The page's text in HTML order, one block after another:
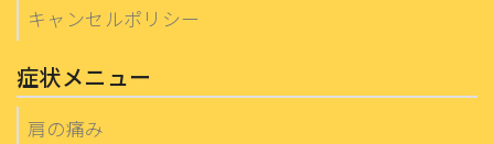
キャンセルポリシー
症状メニュー
肩の痛み